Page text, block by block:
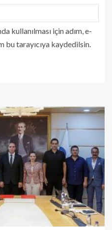
kullanılması için adım, e-
bu tarayıcıya kaydedilsin.